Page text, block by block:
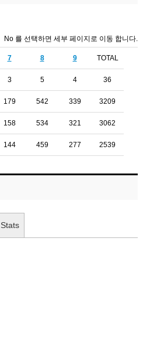
No 를 선택하면 세부 페이지로 이동 합니다.
7
3
179
158
144
8
5
542
534
459
9
4
339
321
277
TOTAL
36
3209
3062
2539
Stats